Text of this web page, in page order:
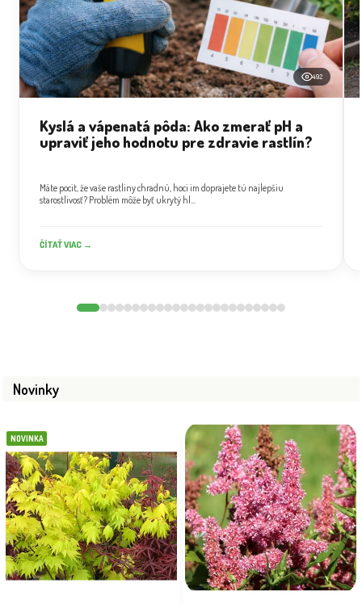
492
Kyslá a vápenatá pôda: Ako zmerať pH a
upraviť jeho hodnotu pre zdravie rastlín?
Máte pocit, že vaše rastliny chradnú, hoci im doprajete tú najlepšiu
starostlivosť? Problém môže byť ukrytý hl...
ČÍTAŤ VIAC →
Novinky
NOVINKA